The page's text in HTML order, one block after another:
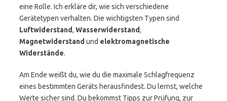
eine Rolle. Ich erkläre dir, wie sich verschiedene
Gerätetypen verhalten. Die wichtigsten Typen sind
Luftwiderstand, Wasserwiderstand,
Magnetwiderstand und elektromagnetische
Widerstände.
Am Ende weißt du, wie du die maximale Schlagfrequenz
eines bestimmten Geräts herausfindest. Du lernst, welche
Werte sicher sind. Du bekommst Tipps zur Prüfung, zur